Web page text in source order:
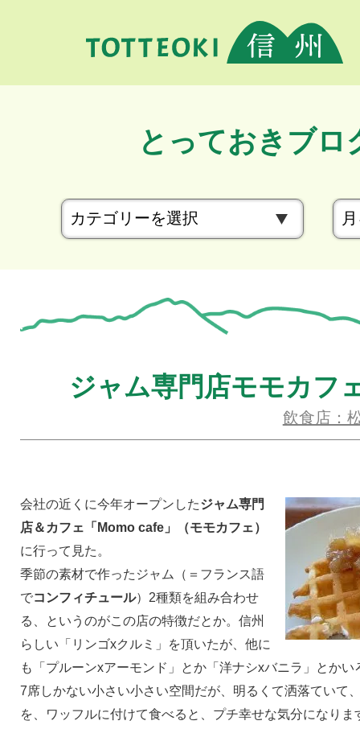
とっておきブロ
カ
テ
リ
ー
ジャム専門店モモカフ
飲食店：
会社の近くに今年オープンしたジャム専門
店＆カフェ「Momo cafe」（モモカフェ）
に行って見た。
季節の素材で作ったジャム（＝フランス語
でコンフィチュール）2種類を組み合わせ
る、というのがこの店の特徴だとか。信州
らしい「リンゴxクルミ」を頂いたが、他に
も「プルーンxアーモンド」とか「洋ナシxバニラ」とかい
7席しかない小さい小さい空間だが、明るくて洒落ていて
を、ワッフルに付けて食べると、プチ幸せな気分になりま